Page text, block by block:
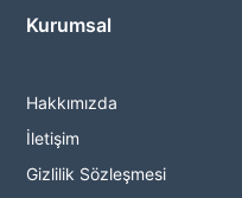
Kurumsal
Hakkımızda
İletişim
Gizlilik Sözleşmesi